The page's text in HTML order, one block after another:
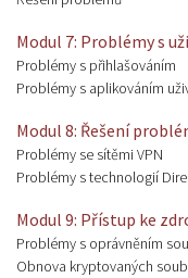
Modul 7: Problémy s
Problémy s přihlašováním
Problémy s aplikováním
Modul 8: Řešení
Problémy se sítěmi VPN
Problémy s technologií
Modul 9: Přístup ke
Problémy s oprávněním
Obnova kryptovaných